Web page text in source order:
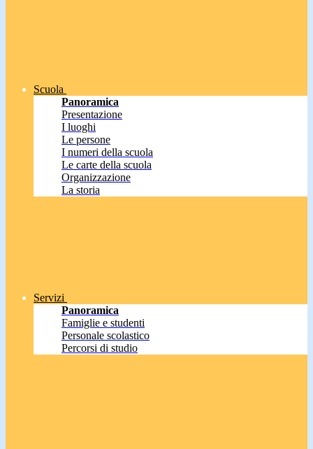
Scuola
Panoramica
Presentazione
I luoghi
Le persone
I numeri della scuola
Le carte della scuola
Organizzazione
La storia
Servizi
Panoramica
Famiglie e studenti
Personale scolastico
Percorsi di studio